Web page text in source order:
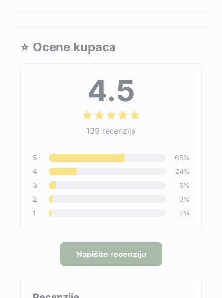
⭐ Ocene kupaca
4.5
139 recenzija
5 65%
4
24%
3
6%
2
3%
1
2%
Napišite recenziju